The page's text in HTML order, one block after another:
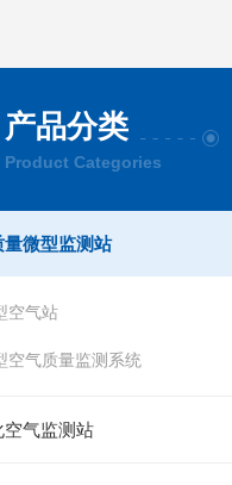
产品分类
Product Categories
量微型监测站
空气站
空气质量监测系统
空气监测站